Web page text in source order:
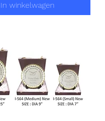
In winkelwagen